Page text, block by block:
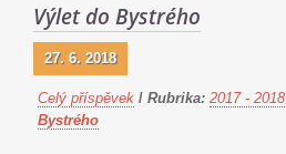
Výlet do Bystrého
27. 6. 2018
Celý příspěvek / Rubrika: 2017 - 2018
Bystrého